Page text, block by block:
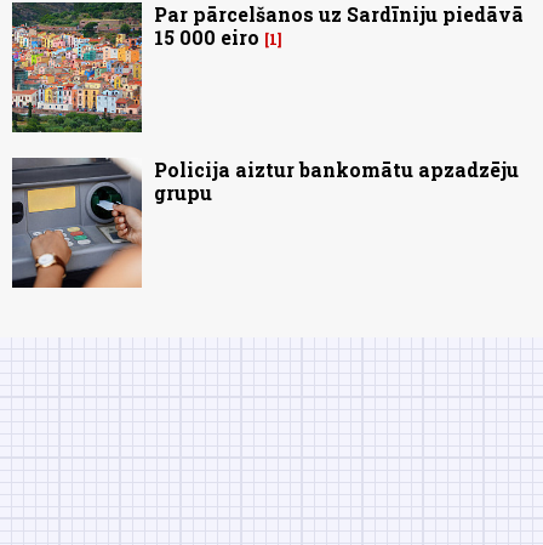
Par pārcelšanos uz Sardīniju piedāvā
15 000 eiro
1
Policija aiztur bankomātu apzadzēju
grupu